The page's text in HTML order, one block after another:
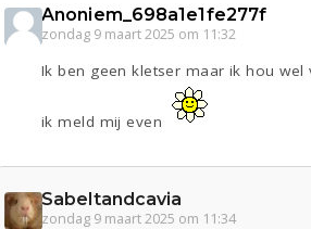
Anoniem_698a1e1fe277f
zondag 9 maart 2025 om 11:32
Ik ben geen kletser maar ik hou wel
ik meld mij even
Sabeltandcavia
zondag 9 maart 2025 om 11:34